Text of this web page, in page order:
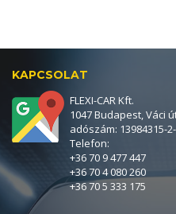
KAPCSOLAT
FLEXI-CAR Kft.
1047 Budapest, Váci
adószám: 13984315-
Telefon:
+36 70 9 477 447
+36 70 4 080 260
+36 70 5 333 175